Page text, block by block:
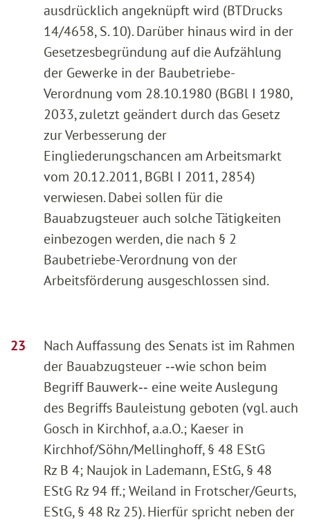
ausdrücklich angeknüpft wird (BTDrucks
14/4658, S. 10). Darüber hinaus wird in der
Gesetzesbegründung auf die Aufzählung
der Gewerke in der Baubetriebe-
Verordnung vom 28.10.1980 (BGBl I 1980,
2033, zuletzt geändert durch das Gesetz
zur Verbesserung der
Eingliederungschancen am Arbeitsmarkt
vom 20.12.2011, BGBl I 2011, 2854)
verwiesen. Dabei sollen für die
Bauabzugsteuer auch solche Tätigkeiten
einbezogen werden, die nach § 2
Baubetriebe-Verordnung von der
Arbeitsförderung ausgeschlossen sind.
Nach Auffassung des Senats ist im Rahmen
der Bauabzugsteuer ‑‑wie schon beim
Begriff Bauwerk‑‑ eine weite Auslegung
des Begriffs Bauleistung geboten (vgl. auch
Gosch in Kirchhof, a.a.O.; Kaeser in
Kirchhof/Söhn/Mellinghoff, § 48 EStG
Rz B 4; Naujok in Lademann, EStG, § 48
EStG Rz 94 ff.; Weiland in Frotscher/Geurts,
EStG, § 48 Rz 25). Hierfür spricht neben der